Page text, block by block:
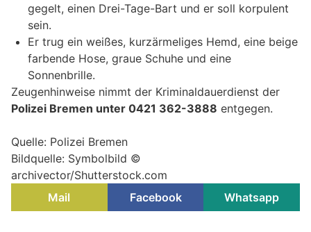
gegelt, einen Drei-Tage-Bart und er soll korpulent
sein.
Er trug ein weißes, kurzärmeliges Hemd, eine beige
farbende Hose, graue Schuhe und eine
Sonnenbrille.
Zeugenhinweise nimmt der Kriminaldauerdienst der
Polizei Bremen unter 0421 362-3888 entgegen.
Quelle: Polizei Bremen
Bildquelle: Symbolbild ©
archivector/Shutterstock.com
Mail
Facebook Whatsapp